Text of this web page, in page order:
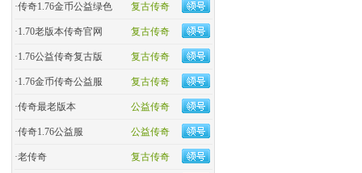
复古传奇
·传奇1.76金币公益绿色
复古传奇
·1.70老版本传奇官网
复古传奇
·1.76公益传奇复古版
复古传奇
·​1.76金币传奇公益服
公益传奇
·​传奇最老版本
公益传奇
·传奇1.76公益服
复古传奇
·老传奇